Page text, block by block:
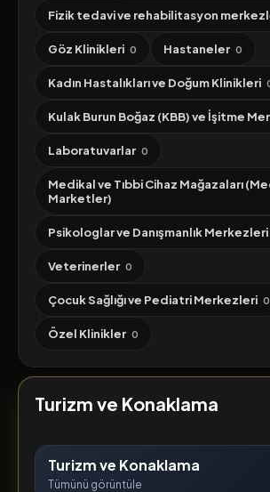
Fizik tedavi ve rehabilitasyon
Göz Klinikleri 0 Hastaneler 0
Kadın Hastalıkları ve Doğum Klinikleri
Kulak Burun Boğaz (KBB) ve İşitme
Laboratuvarlar 0
Medikal ve Tıbbi Cihaz Mağazaları
Marketler)
Psikologlar ve Danışmanlık Merkezleri
Veterinerler 0
Çocuk Sağlığı ve Pediatri Merkezleri 0
Özel Klinikler 0
Turizm ve Konaklama
Turizm ve Konaklama
Tümünü görüntüle